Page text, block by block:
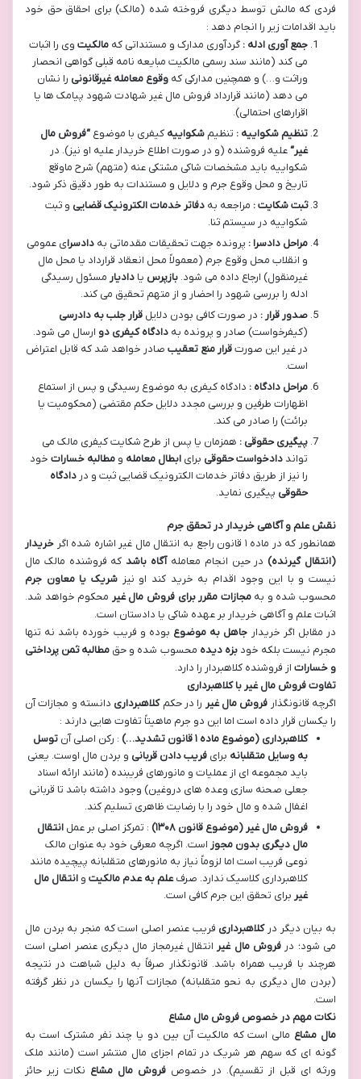
فردی که مالش توسط دیگری فروخته شده (مالک) برای احقاق حق خود
باید اقدامات زیر را انجام دهد :
جمع آوری ادله : گردآوری مدارک و مستنداتی که مالکیت وی را اثبات
می کند (مانند سند رسمی مالکیت مبایعه نامه قبلی گواهی انحصار
وراثت و…) و همچنین مدارکی که وقوع معامله غیرقانونی را نشان
می دهد (مانند قرارداد فروش مال غیر شهادت شهود پیامک ها یا
اقرارهای احتمالی).
تنظیم شکواییه : تنظیم شکواییه کیفری با موضوع “فروش مال
غیر“علیه فروشنده (و در صورت اطلاع خریدار علیه او نیز). در
شکواییه باید مشخصات شاکی مشتکی عنه (متهم) شرح ماوقع
تاریخ و محل وقوع جرم و دلایل و مستندات به طور دقیق ذکر شود.
ثبت شکایت : مراجعه به دفاتر خدمات الکترونیک قضایی و ثبت
شکواییه در سیستم ثنا.
مراحل دادسرا : پرونده جهت تحقیقات مقدماتی به دادسرای عمومی
و انقلاب محل وقوع جرم (معمولاً محل انعقاد قرارداد یا محل مال
غیرمنقول) ارجاع داده می شود. بازپرس یا دادیار مسئول رسیدگی
ادله را بررسی شهود را احضار و از متهم تحقیق می کند.
صدور قرار : در صورت کافی بودن دلایل قرار جلب به دادرسی
(کیفرخواست) صادر و پرونده به دادگاه کیفری دو ارسال می شود.
در غیر این صورتقرار منع تعقیب صادر خواهد شد که قابل اعتراض
است.
مراحل دادگاه : دادگاه کیفری به موضوع رسیدگی و پس از استماع
اظهارات طرفین و بررسی مجدد دلایل حکم مقتضی (محکومیت یا
برائت) را صادر می کند.
پیگیری حقوقی : همزمان یا پس از طرح شکایت کیفری مالک می
توانددادخواست حقوقی برای ابطال معامله و مطالبه خسارات خود
را نیز از طریق دفاتر خدمات الکترونیک قضایی ثبت و در دادگاه
حقوقی پیگیری نماید.
نقش علم و آگاهی خریدار در تحقق جرم
همانطور که در ماده ۱ قانون راجع به انتقال مال غیر اشاره شده اگر
خریدار
(انتقال گیرنده)در حین انجام معاملهآگاه باشدکه فروشنده مالک مال
نیست و با این وجود اقدام به خرید کند او نیزشریک یا معاون جرم
محسوب شده و بهمجازات مقرر برای فروش مال غیر محکوم خواهد شد.
اثبات علم و آگاهی خریدار بر عهده شاکی یا دادستان است.
در مقابل اگر خریدار جاهل به موضوع بوده و فریب خورده باشد نه تنها
مجرم نیست بلکه خودبزه دیده محسوب شده و حق مطالبه ثمن پرداختی
و خسارات از فروشنده کلاهبردار را دارد.
تفاوت فروش مال غیر با کلاهبرداری
اگرچه قانونگذار فروش مال غیر را در حکمکلاهبرداری دانسته و مجازات آن
را یکسان قرار داده است اما این دو جرم ماهیتاً تفاوت هایی دارند :
کلاهبرداری (موضوع ماده ۱قانون تشدید…) : رکن اصلی آن توسل
به وسایل متقلبانه برای فریب دادن قربانی و بردن مال اوست. یعنی
باید مجموعه ای از عملیات و مانورهای فریبنده (مانند ارائه اسناد
جعلی صحنه سازی وعده های دروغین) وجود داشته باشد تا قربانی
اغفال شده و مال خود را با رضایت ظاهری تسلیم کند.
فروش مال غیر (موضوع قانون ۱۳۰۸) : تمرکز اصلی بر عمل انتقال
مال دیگری بدون مجوز است. اگرچه معرفی خود به عنوان مالک
نوعی فریب است اما لزوماً نیاز به مانورهای متقلبانه پیچیده مانند
کلاهبرداری کلاسیک ندارد. صرفعلم به عدم مالکیت و انتقال مال
غیر برای تحقق این جرم کافی است.
به بیان دیگر درکلاهبرداری فریب عنصر اصلی است که منجر به بردن مال
می شود؛ در فروش مال غیر انتقال غیرمجاز مال دیگری عنصر اصلی است
هرچند با فریب همراه باشد. قانونگذار صرفاً به دلیل شباهت در نتیجه
(بردن مال دیگری به نحو متقلبانه) مجازات آنها را یکسان در نظر گرفته
است.
نکات مهم در خصوص فروش مال مشاع
مال مشاع مالی است که مالکیت آن بین دو یا چند نفر مشترک است به
گونه ای که سهم هر شریک در تمام اجزای مال منتشر است (مانند ملک
ورثه ای قبل از تقسیم). در خصوص فروش مال مشاع نکات زیر حائز